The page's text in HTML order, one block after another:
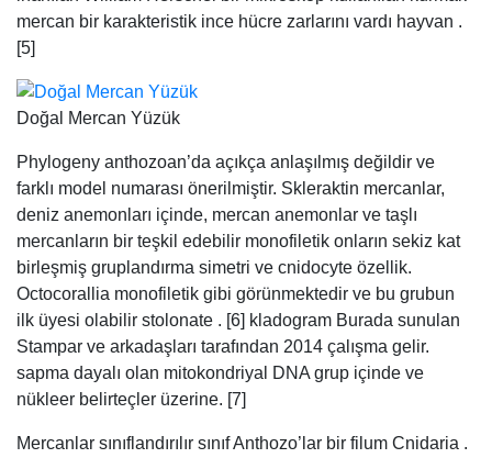
mercan bir karakteristik ince hücre zarlarını vardı hayvan .
[5]
Doğal Mercan Yüzük
Phylogeny anthozoan’da açıkça anlaşılmış değildir ve
farklı model numarası önerilmiştir. Skleraktin mercanlar,
deniz anemonları içinde, mercan anemonlar ve taşlı
mercanların bir teşkil edebilir monofiletik onların sekiz kat
birleşmiş gruplandırma simetri ve cnidocyte özellik.
Octocorallia monofiletik gibi görünmektedir ve bu grubun
ilk üyesi olabilir stolonate . [6] kladogram Burada sunulan
Stampar ve arkadaşları tarafından 2014 çalışma gelir.
sapma dayalı olan mitokondriyal DNA grup içinde ve
nükleer belirteçler üzerine. [7]
Mercanlar sınıflandırılır sınıf Anthozo’lar bir filum Cnidaria .